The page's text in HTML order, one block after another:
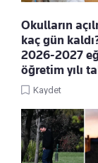
Okulların
kaç gün
2026-2027
öğretim yılı
Kaydet